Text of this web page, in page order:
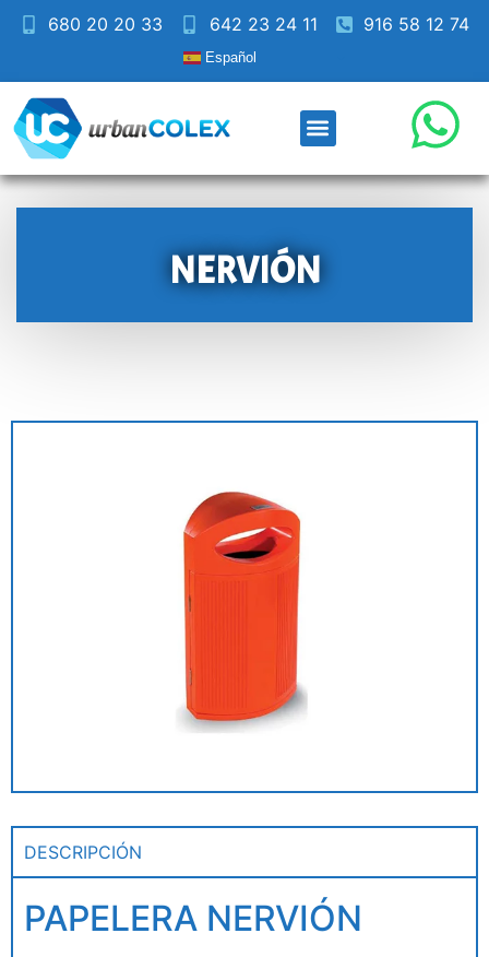
680 20 20 33 642 23 24 11 916 58 12 74
Español
NERVIÓN
DESCRIPCIÓN
PAPELERA NERVIÓN